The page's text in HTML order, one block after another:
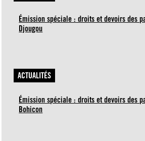
Émission spéciale : droits et devoirs des
Djougou
ACTUALITÉS
Émission spéciale : droits et devoirs des
Bohicon